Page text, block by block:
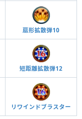
扇形拡散弾10
短距離拡散弾12
リワインドブラスター